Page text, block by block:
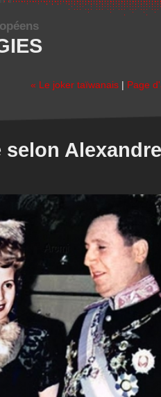
« Le joker taïwanais | Page
selon